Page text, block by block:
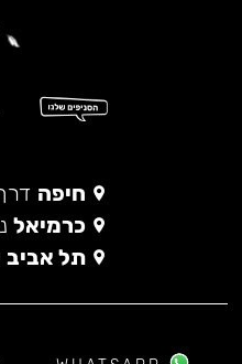
חיפה דרך
כרמיאל
תל אביב